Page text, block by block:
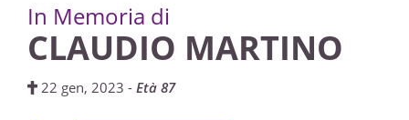
In Memoria di
CLAUDIO MARTINO
22 gen, 2023 -Età 87